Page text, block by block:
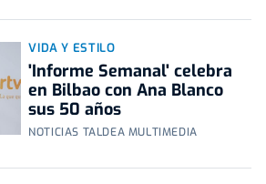
VIDA Y ESTILO
'Informe Semanal' celebra
en Bilbao con Ana Blanco
sus 50 años
NOTICIAS TALDEA MULTIMEDIA